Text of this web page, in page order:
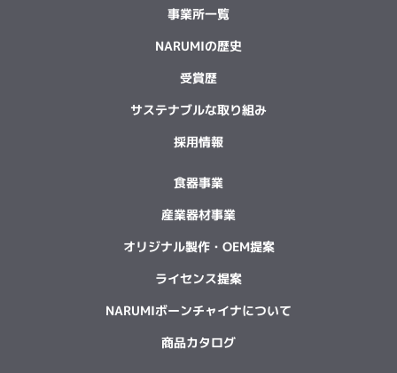
事業所一覧
NARUMIの歴史
受賞歴
サステナブルな取り組み
採用情報
食器事業
産業器材事業
オリジナル製作・OEM提案
ライセンス提案
NARUMIボーンチャイナについて
商品カタログ